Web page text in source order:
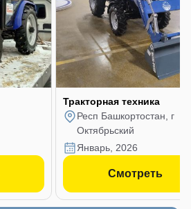
Тракторная техника
Респ Башкортостан, г
Октябрьский
январь, 2026
Смотреть